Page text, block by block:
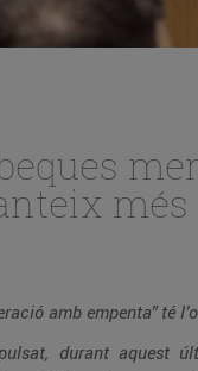
amb empenta” té
durant aquest